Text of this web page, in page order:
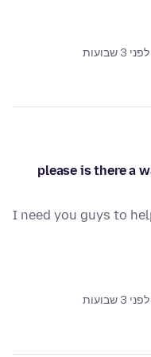
please is there a
I need you guys to